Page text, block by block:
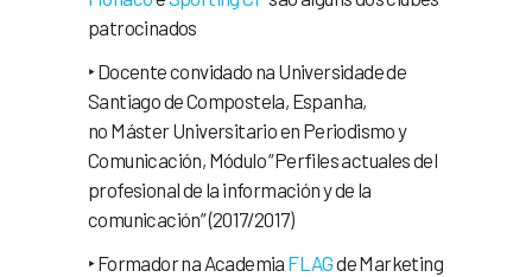
patrocinados
‣ Docente convidado na Universidade de
Santiago de Compostela, Espanha,
no Máster Universitario en Periodismo y
Comunicación, Módulo “Perfiles actuales del
profesional de la información y de la
comunicación” (2017/2017)
‣ Formador na Academia FLAGde Marketing